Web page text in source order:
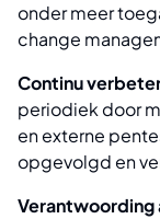
onder meer
change
Continu
periodiek door
en externe
opgevolgd en
Verantwoording